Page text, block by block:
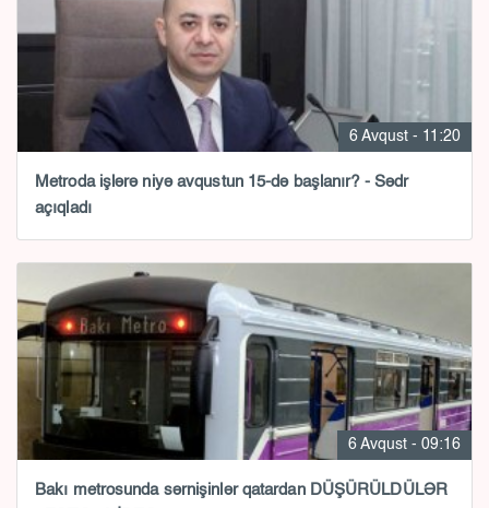
6 Avqust - 11:20
Metroda işlərə niyə avqustun 15-də başlanır? - Sədr
açıqladı
6 Avqust - 09:16
Bakı metrosunda sərnişinlər qatardan DÜŞÜRÜLDÜLƏR